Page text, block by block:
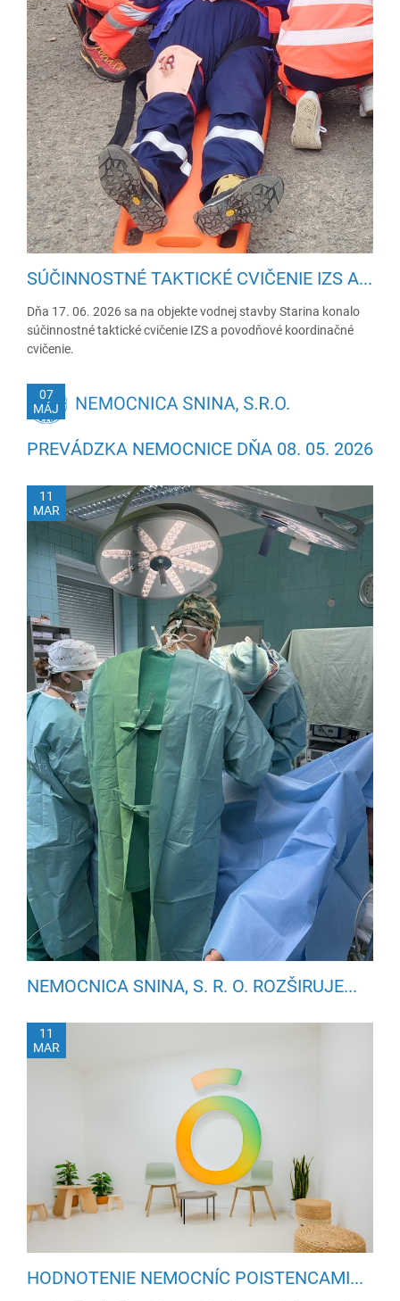
SÚČINNOSTNÉ TAKTICKÉ CVIČENIE IZS A...
Dňa 17. 06. 2026 sa na objekte vodnej stavby Starina konalo
súčinnostné taktické cvičenie IZS a povodňové koordinačné
cvičenie.
07
MÁJ
PREVÁDZKA NEMOCNICE DŇA 08. 05. 2026
11
MAR
NEMOCNICA SNINA, S. R. O. ROZŠIRUJE...
11
MAR
HODNOTENIE NEMOCNÍC POISTENCAMI...